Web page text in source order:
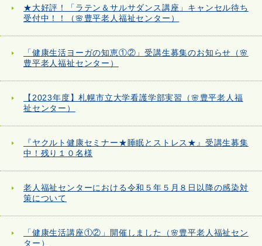
★大好評！「ラテン＆サルサダンス講座」キャンセル待ち
受付中！！（🌸豊平老人福祉センター）
「健康生活ヨーガの知恵①②」受講生募集のお知らせ（🌸
豊平老人福祉センター）
【2023年度】札幌市立大学看護学部実習（🌸豊平老人福
祉センター）
『ヤクルト健康セミナー★睡眠とストレス★』受講生募集
中！残り１０名様
老人福祉センターにおける令和５年５月８日以降の感染対
策について
「健康生活講座①②」開催しました（🌸豊平老人福祉セン
ター）